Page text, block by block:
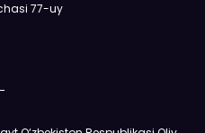
77-uy